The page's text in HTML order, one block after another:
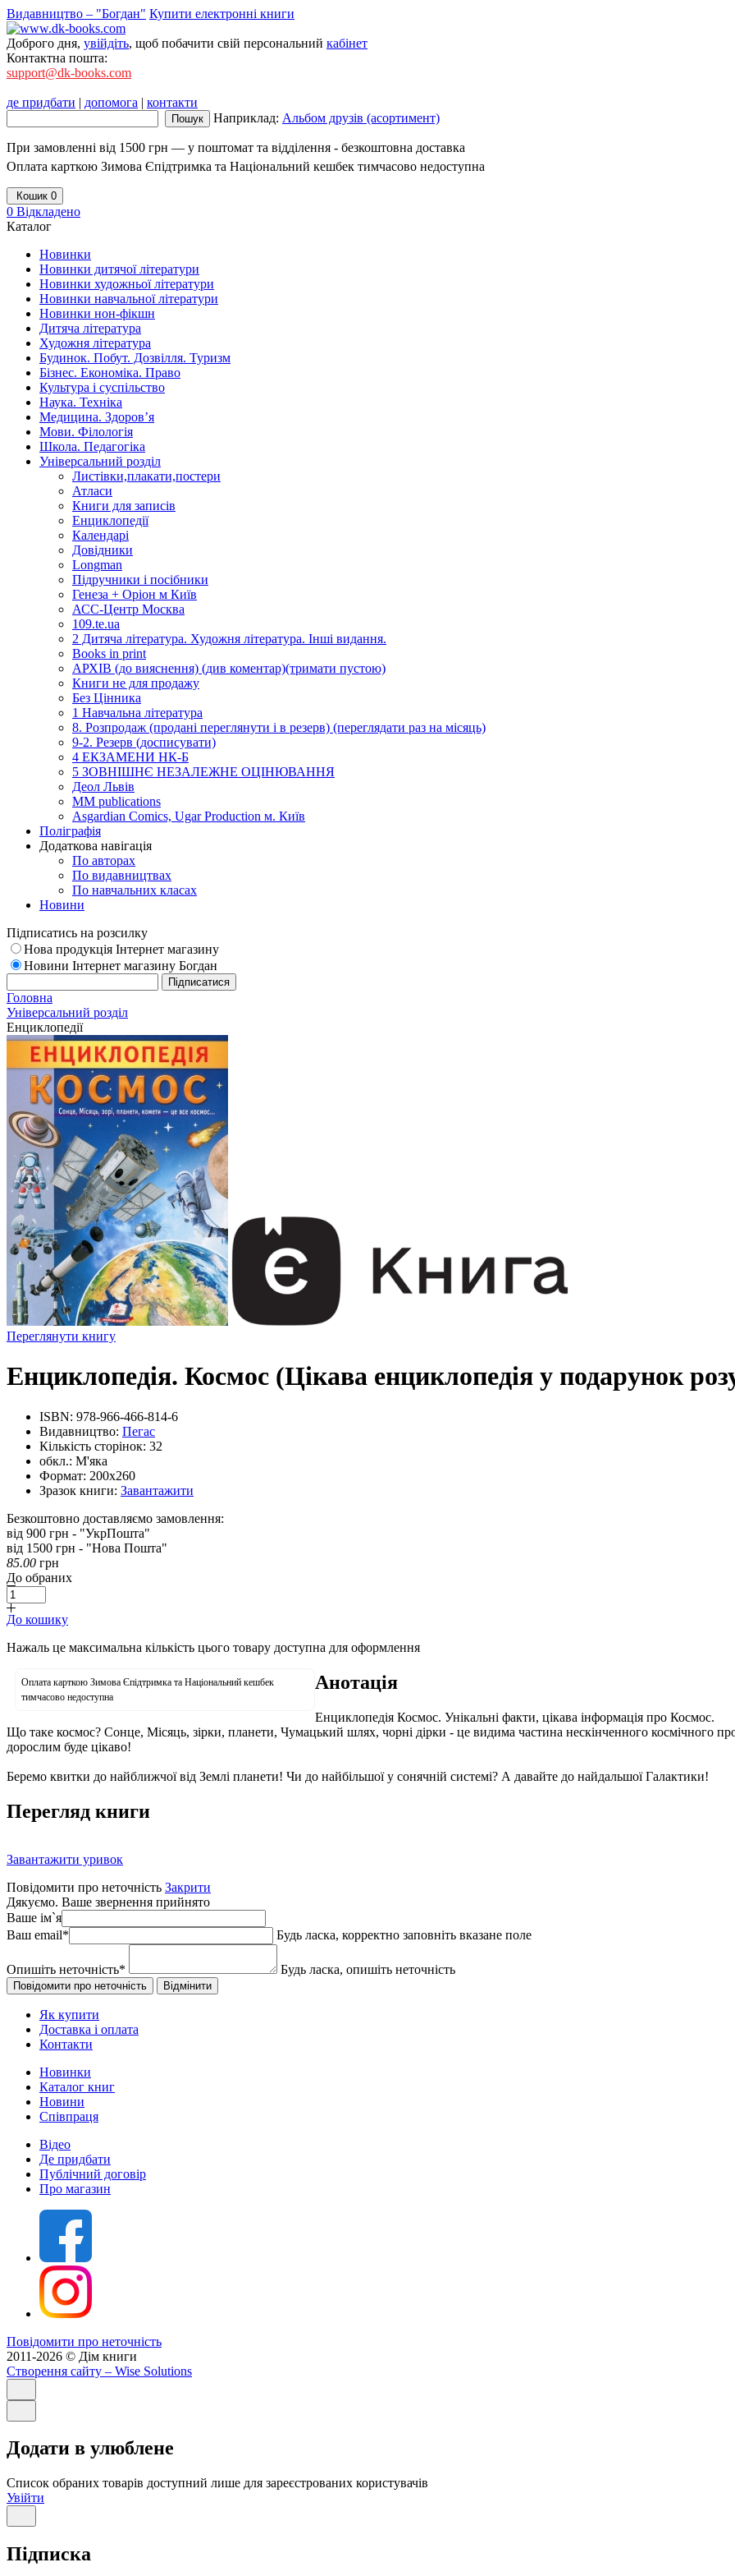
Видавництво – "Богдан" Купити електронні книги
Доброго дня, увійдіть, щоб побачити свій персональний кабінет
Контактна пошта:
support@dk-books.com
де придбати | допомога | контакти
Наприклад: Альбом друзів (асортимент)
При замовленні від 1500 грн — у поштомат та відділення - безкоштовна доставка
Оплата карткою Зимова Єпідтримка та Національний кешбек тимчасово недоступна
Кошик 0
0 Відкладено
Каталог
Новинки
Новинки дитячої літератури
Новинки художньої літератури
Новинки навчальної літератури
Новинки нон-фікшн
Дитяча література
Художня література
Будинок. Побут. Дозвілля. Туризм
Бізнес. Економіка. Право
Культура і суспільство
Наука. Техніка
Медицина. Здоров’я
Мови. Філологія
Школа. Педагогіка
Універсальний розділ
Листівки,плакати,постери
Атласи
Книги для записів
Енциклопедії
Календарі
Довідники
Longman
Підручники і посібники
Генеза + Оріон м Київ
АСС-Центр Москва
109.te.ua
2 Дитяча література. Художня література. Інші видання.
Books in print
АРХІВ (до вияснення) (див коментар)(тримати пустою)
Книги не для продажу
Без Цінника
1 Навчальна література
8. Розпродаж (продані переглянути і в резерв) (переглядати раз на місяць)
9-2. Резерв (досписувати)
4 ЕКЗАМЕНИ НК-Б
5 ЗОВНІШНЄ НЕЗАЛЕЖНЕ ОЦІНЮВАННЯ
Деол Львів
MM publications
Asgardian Comics, Ugar Production м. Київ
Поліграфія
Додаткова навігація
По авторах
По видавництвах
По навчальних класах
Новини
Підписатись на розсилку
Нова продукція Інтернет магазину
Новини Інтернет магазину Богдан
Головна
Універсальний розділ
Енциклопедії
Переглянути книгу
Енциклопедія. Космос (Цікава енциклопедія у подарунок
ISBN: 978-966-466-814-6
Видавництво: Пегас
Кількість сторінок: 32
обкл.: М'яка
Формат: 200х260
Зразок книги: Завантажити
Безкоштовно доставляємо замовлення:
від 900 грн - "УкрПошта"
від 1500 грн - "Нова Пошта"
85.00 грн
До обраних
До кошику
Нажаль це максимальна кількість цього товару доступна для оформлення
Оплата карткою Зимова Єпідтримка та Національний кешбек
тимчасово недоступна
Анотація
Енциклопедія Космос. Унікальні факти, цікава інформація про Космос.
Що таке космос? Сонце, Місяць, зірки, планети, Чумацький шлях, чорні дірки - це видима частина нескінченного космічного
дорослим буде цікаво!
Беремо квитки до найближчої від Землі планети! Чи до найбільшої у сонячній системі? А давайте до найдальшої Галактики!
Перегляд книги
Завантажити уривок
Повідомити про неточність Закрити
Дякуємо. Ваше звернення прийнято
Ваше ім`я
Ваш email* Будь ласка, корректно заповніть вказане поле
Опишіть неточність* Будь ласка, опишіть неточність
Як купити
Доставка і оплата
Контакти
Новинки
Каталог книг
Новини
Співпраця
Відео
Де придбати
Публічний договір
Про магазин
Повідомити про неточність
2011-2026 © Дім книги
Створення сайту – Wise Solutions
Додати в улюблене
Список обраних товарів доступний лише для зареєстрованих користувачів
Увійти
Підписка